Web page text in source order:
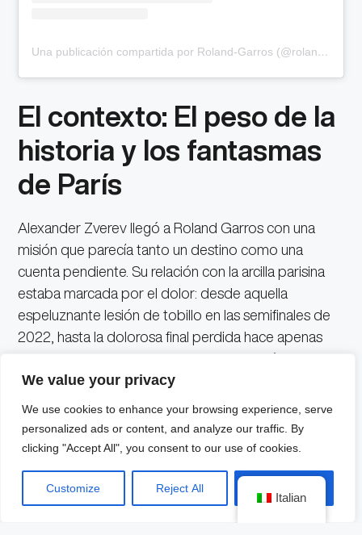
We value your privacy
We use cookies to enhance your browsing experience, serve
personalized ads or content, and analyze our traffic. By
clicking "Accept All", you consent to our use of cookies.
Customize Reject All
Una publicación compartida por Roland-Garros (@rolandgarros)
El contexto: El peso de la
historia y los fantasmas
de París
Alexander Zverev llegó a Roland Garros con una
misión que parecía tanto un destino como una
cuenta pendiente. Su relación con la arcilla parisina
estaba marcada por el dolor: desde aquella
espeluznante lesión de tobillo en las semifinales de
2022, hasta la dolorosa final perdida hace apenas
dos años ante Carlos Alcaraz, donde dejó escapar
una ventaja que parecía definitiva.
Con tres finales de Grand Slam previas perdidas en
su historial, la presión sobre los hombros del alemán
era monumental.Sin embargo, el panorama de la
segunda semana se abrió de forma inédita con las
tempranas eliminaciones y ausencias de titanes
Italian